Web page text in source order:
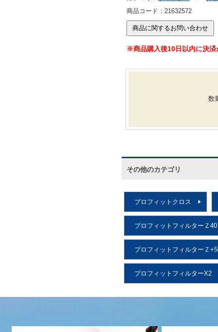
商品コード： 21632572
※商品購入後10日以内に決済
数
その他のカテゴリ
プロフィットクロス
プロフィットフィルターＺ40
プロフィットフィルターＺ
プロフィットフィルターX2